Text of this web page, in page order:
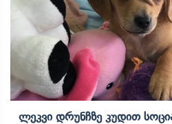
Ლეკვი Დრუნჩზე Კუდით